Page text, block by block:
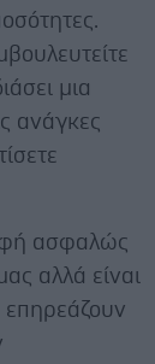
μια
ανάγκες
ασφαλώς
αλλά είναι